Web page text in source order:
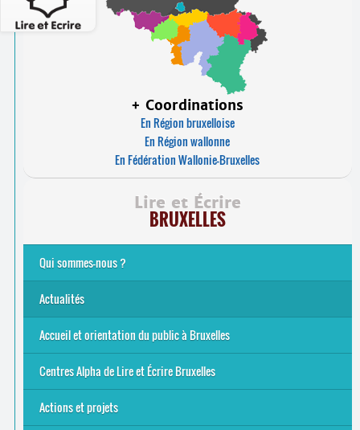
+ Coordinations
En Région bruxelloise
En Région wallonne
En Fédération Wallonie-Bruxelles
Lire et Écrire
BRUXELLES
Qui sommes-nous ?
Analphabétisme et illettrisme
L’alphabétisation populaire
Le mouvement Lire et Écrire
Nos missions
... Tous les articles
Actualités
Offres d’emploi du secteur à Bruxelles
La rentrée 2026-27
Pour être belge à la plage…
A vos agendas ! Alpha bruxellois, mobilise-toi !
Inauguration du Centre Alpha Forest de Lire et Écrire
Bruxelles
... Tous les articles
Accueil et orientation du public à Bruxelles
8 Points Accueil
Publics concernés ?
Que proposons-nous ?
Qui sommes-nous ?
Centres Alpha de Lire et Écrire Bruxelles
Actions et projets